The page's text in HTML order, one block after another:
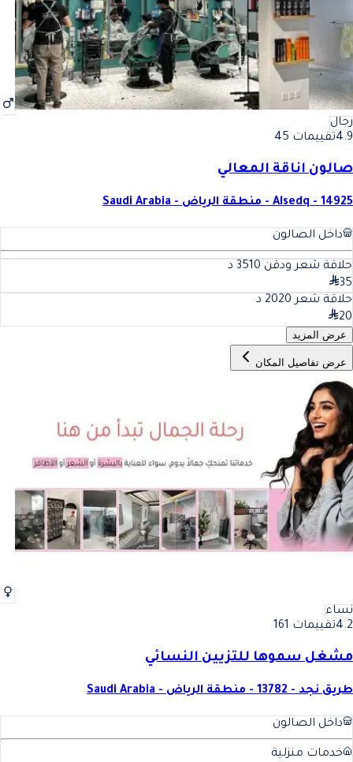
رجال
4.9تقييمات 45
صالون اناقة المعالي
Alsedq - 14925 - منطقة الرياض - Saudi Arabia
داخل الصالون
حلاقة شعر ودقن 35 10
د
35
حلاقة شعر 20 20
د
20
عرض المزيد
عرض تفاصيل المكان
نساء
4.2تقييمات 161
مشغل سموها للتزيين النسائي
طريق نجد - 13782 - منطقة الرياض - Saudi Arabia
داخل الصالون
خدمات منزلية